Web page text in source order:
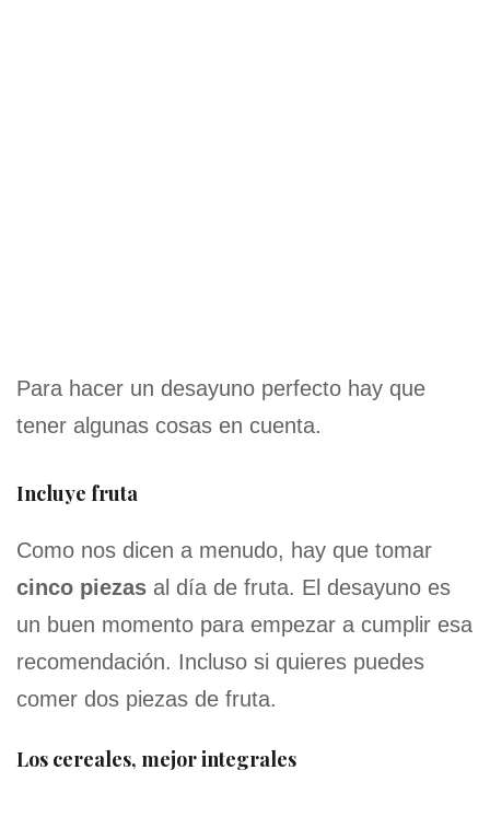
Para hacer un desayuno perfecto hay que
tener algunas cosas en cuenta.
Incluye fruta
Como nos dicen a menudo, hay que tomar
cinco piezas al día de fruta. El desayuno es
un buen momento para empezar a cumplir esa
recomendación. Incluso si quieres puedes
comer dos piezas de fruta.
Los cereales, mejor integrales